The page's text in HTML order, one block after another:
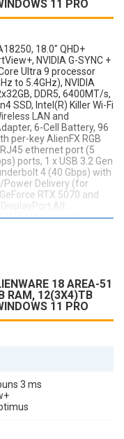
11 PRO
18.0" QHD+
NVIDIA G-SYNC +
Ultra 9 processor
to 5.4GHz), NVIDIA
DDR5, 6400MT/s,
SSD, Intel(R) Killer Wi-Fi
LAN and
6-Cell Battery, 96
per-key AlienFX RGB
ethernet port (5
ports, 1 x USB 3.2 Gen
4 (40 Gbps) with
Power Delivery (for
RTX 5070 and
Alt
(for computers that are
above), Audio port: 1
2.1 port, Media-card
mm (1.20 in.),
(12.59 in.), Weight:
kg (9.56 lb), Windows
18 AREA-51
RAM, 12(3X4)TB
11 PRO
3 ms